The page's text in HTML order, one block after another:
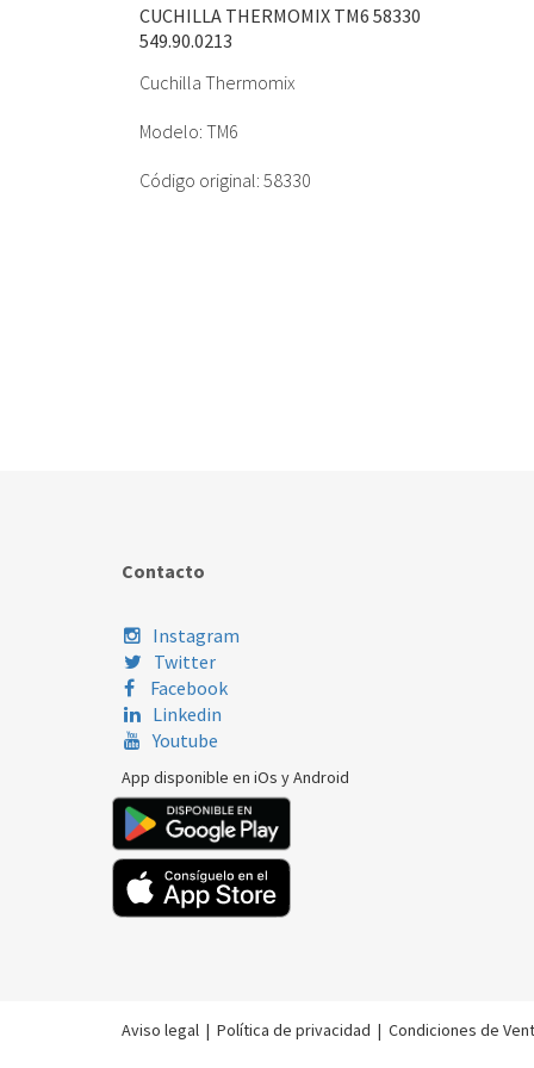
CUCHILLA THERMOMIX TM6 58330
549.90.0213
Cuchilla Thermomix
Modelo: TM6
Código original: 58330
Contacto
Instagram
Twitter
Facebook
Linkedin
Youtube
App disponible en iOs y Android
Aviso legal | Política de privacidad | Condiciones de